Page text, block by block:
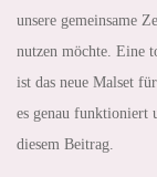
unsere gemeinsame
nutzen möchte. Eine
ist das neue Malset
es genau funktioniert
diesem Beitrag.